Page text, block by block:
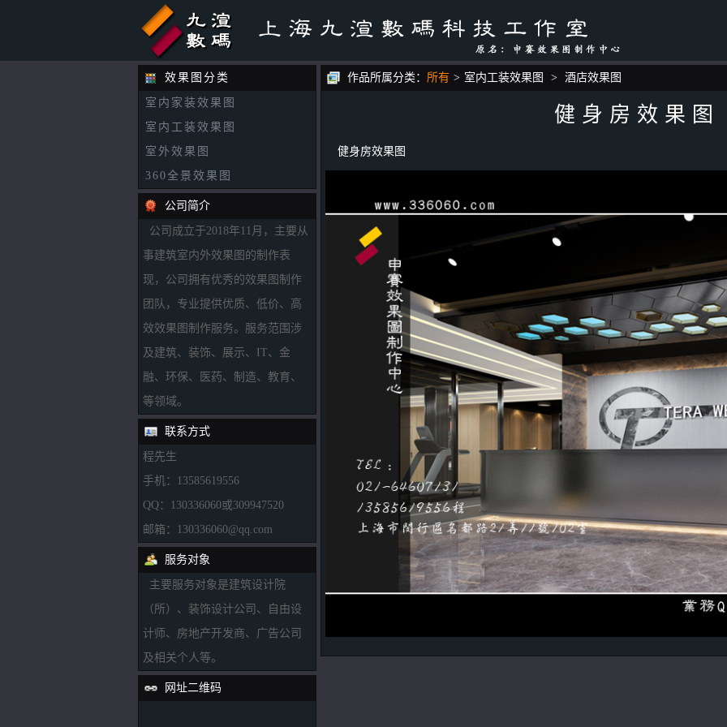
效果图分类
室内家装效果图
室内工装效果图
室外效果图
360全景效果图
公司简介
公司成立于2018年11月，主要从
事建筑室内外效果图的制作表
现，公司拥有优秀的效果图制作
团队，专业提供优质、低价、高
效效果图制作服务。服务范围涉
及建筑、装饰、展示、IT、金
融、环保、医药、制造、教育、
等领域。
联系方式
程先生
手机：13585619556
QQ：130336060或309947520
邮箱：130336060@qq.com
服务对象
主要服务对象是建筑设计院
（所）、装饰设计公司、自由设
计师、房地产开发商、广告公司
及相关个人等。
网址二维码
作品所属分类： 所有 > 室内工装效果图 > 酒店效果图
健身房效果图
健身房效果图